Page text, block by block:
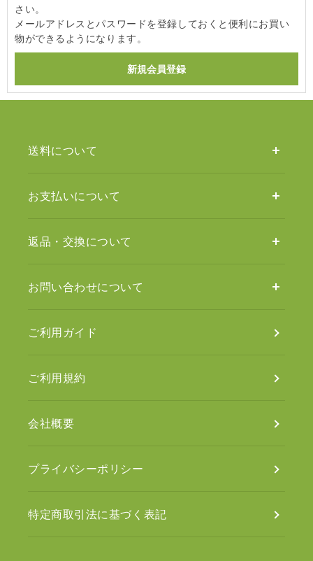
さい。
メールアドレスとパスワードを登録しておくと便利にお買い
物ができるようになります。
送料について
お支払いについて
返品・交換について
お問い合わせについて
ご利用ガイド
ご利用規約
会社概要
プライバシーポリシー
特定商取引法に基づく表記